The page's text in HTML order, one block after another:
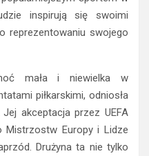
inspirują się swoimi
reprezentowaniu swojego
mała i niewielka w
piłkarskimi, odniosła
akceptacja przez UEFA
Mistrzostw Europy i Lidze
Drużyna ta nie tylko